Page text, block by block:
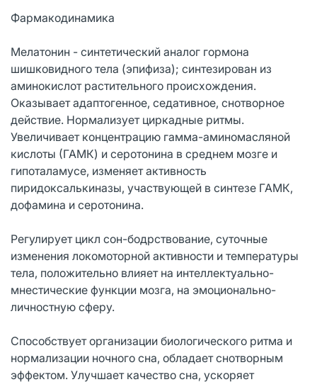
Фармакодинамика
Мелатонин - синтетический аналог гормона
шишковидного тела (эпифиза); синтезирован из
аминокислот растительного происхождения.
Оказывает адаптогенное, седативное, снотворное
действие. Нормализует циркадные ритмы.
Увеличивает концентрацию гамма-аминомасляной
кислоты (ГАМК) и серотонина в среднем мозге и
гипоталамусе, изменяет активность
пиридоксалькиназы, участвующей в синтезе ГАМК,
дофамина и серотонина.
Регулирует цикл сон-бодрствование, суточные
изменения локомоторной активности и температуры
тела, положительно влияет на интеллектуально-
мнестические функции мозга, на эмоционально-
личностную сферу.
Способствует организации биологического ритма и
нормализации ночного сна, обладает снотворным
эффектом. Улучшает качество сна, ускоряет